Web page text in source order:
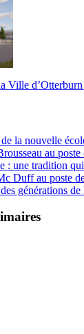
Ville
la nouvelle
au
: une tradition
Duff au poste
générations